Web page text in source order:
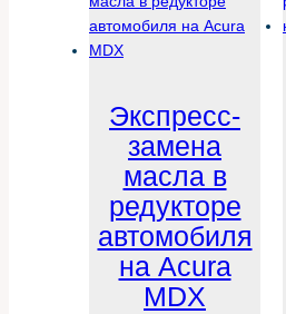
Экспресс-
замена
масла в
редукторе
автомобиля
на Acura
MDX